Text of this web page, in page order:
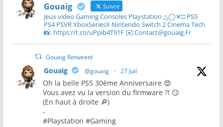
Gouaig Suivre
Jeux video Gaming Consoles Playstation △◯✕□ PS5
PS4 PSVR XboxSeriesX Nintendo Switch 2 Cinema Tech
📸: https://t.co/uPpib4T91F ✉️:Contact@gouaig.Fr
Gouaig Retweeté
Gouaig @gouaig · 27 Juil
Oh la belle PS5 30ème Anniversaire 😍
Vous avez vu la version du firmware ?! 😏
(En haut à droite 🔎)
-
#Playstation #Gaming